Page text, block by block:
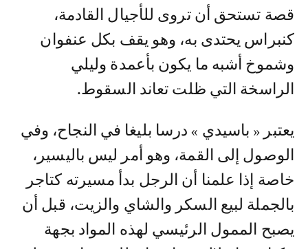
قصة تستحق أن تروى للأجيال القادمة،
كنبراس يحتدى به، وهو يقف بكل عنفوان
وشموخ أشبه ما يكون بأعمدة وليلي
الراسخة التي ظلت تعاند السقوط.
يعتبر « باسيدي » درسا بليغا في النجاح، وفي
الوصول إلى القمة، وهو أمر ليس باليسير،
خاصة إذا علمنا أن الرجل بدأ مسيرته كتاجر
بالجملة لبيع السكر والشاي والزيت، قبل أن
يصبح الممول الرئيسي لهذه المواد بجهة